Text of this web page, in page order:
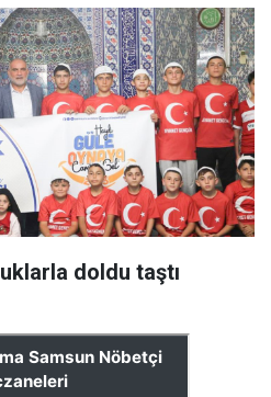
doldu taştı